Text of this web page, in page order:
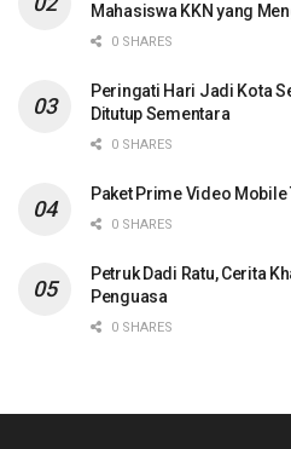
Mahasiswa KKN yang
0 SHARES
Peringati Hari Jadi Kota
Ditutup Sementara
0 SHARES
Paket Prime Video
0 SHARES
Petruk Dadi Ratu, Cerita
Penguasa
0 SHARES